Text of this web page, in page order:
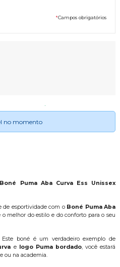
*Campos obrigatórios
no momento
Puma Aba Curva Ess Unissex
de esportividade com o Boné Puma Aba
o melhor do estilo e do conforto para o seu
Este boné é um verdadeiro exemplo de
e logo Puma bordado, você estar
ou na academia.